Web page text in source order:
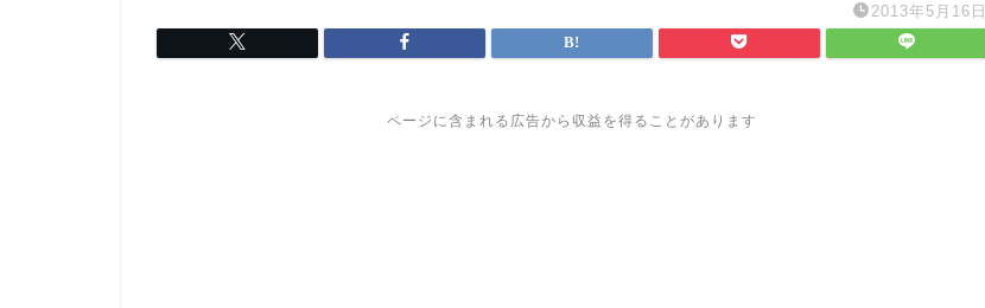
2013年5月16日
ページに含まれる広告から収益を得ることがあります